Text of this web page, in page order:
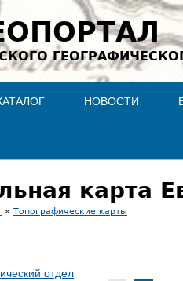
НОВОСТИ
карта
» Топографические карты
отдел